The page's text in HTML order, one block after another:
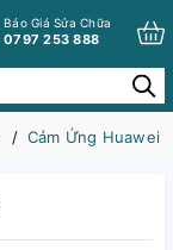
Báo Giá Sửa Chữa
0797 253 888
Cảm Ứng Huawei